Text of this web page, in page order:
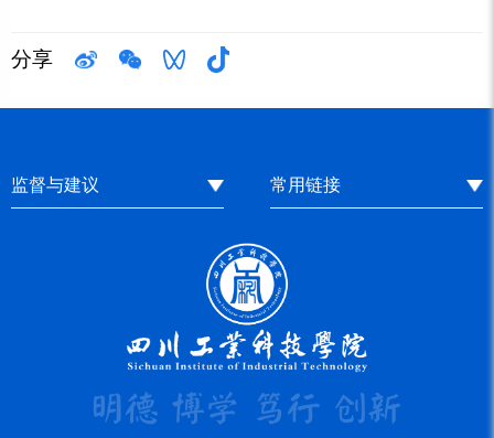
分享
监督与建议 常用链接